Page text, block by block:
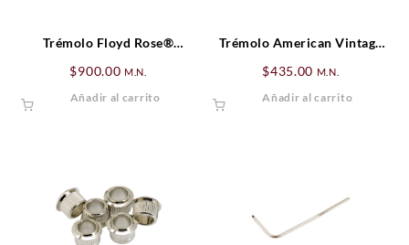
Trémolo Floyd Rose®
$900.00 M.N.
Añadir al carrito
Trémolo American Vintage
Cromado
$435.00 M.N.
Añadir al carrito